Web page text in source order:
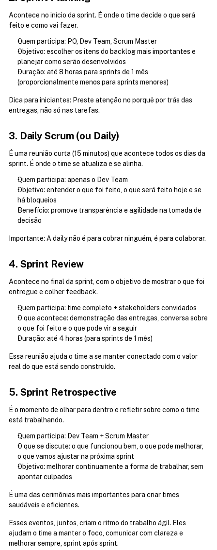
Acontece no início da sprint. É onde o time decide o que será
feito e como vai fazer.
Quem participa: PO, Dev Team, Scrum Master
Objetivo: escolher os itens do backlog mais importantes e
planejar como serão desenvolvidos
Duração: até 8 horas para sprints de 1 mês
(proporcionalmente menos para sprints menores)
Dica para iniciantes: Preste atenção no porquê por trás das
entregas, não só nas tarefas.
3. Daily Scrum (ou Daily)
É uma reunião curta (15 minutos) que acontece todos os dias da
sprint. É onde o time se atualiza e se alinha.
Quem participa: apenas o Dev Team
Objetivo: entender o que foi feito, o que será feito hoje e se
há bloqueios
Benefício: promove transparência e agilidade na tomada de
decisão
Importante: A daily não é para cobrar ninguém, é para colaborar.
4. Sprint Review
Acontece no final da sprint, com o objetivo de mostrar o que foi
entregue e colher feedback.
Quem participa: time completo + stakeholders convidados
O que acontece: demonstração das entregas, conversa sobre
o que foi feito e o que pode vir a seguir
Duração: até 4 horas (para sprints de 1 mês)
Essa reunião ajuda o time a se manter conectado com o valor
real do que está sendo construído.
5. Sprint Retrospective
É o momento de olhar para dentro e refletir sobre como o time
está trabalhando.
Quem participa: Dev Team + Scrum Master
O que se discute: o que funcionou bem, o que pode melhorar,
o que vamos ajustar na próxima sprint
Objetivo: melhorar continuamente a forma de trabalhar, sem
apontar culpados
É uma das cerimônias mais importantes para criar times
saudáveis e eficientes.
Esses eventos, juntos, criam o ritmo do trabalho ágil. Eles
ajudam o time a manter o foco, comunicar com clareza e
melhorar sempre, sprint após sprint.